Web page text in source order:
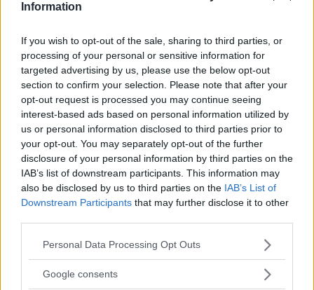
Information
If you wish to opt-out of the sale, sharing to third parties, or
processing of your personal or sensitive information for
targeted advertising by us, please use the below opt-out
section to confirm your selection. Please note that after your
opt-out request is processed you may continue seeing
interest-based ads based on personal information utilized by
us or personal information disclosed to third parties prior to
your opt-out. You may separately opt-out of the further
disclosure of your personal information by third parties on the
IAB’s list of downstream participants. This information may
also be disclosed by us to third parties on the IAB’s List of
Downstream Participants that may further disclose it to other
Please note that this website/app uses one or more Google
not limited to your visit or usage behaviour. You may click to
Personal Data Processing Opt Outs
Google consents
Utile
Jamy_90
Vip Advisor 8.8